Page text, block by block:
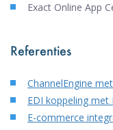
Exact Online App
Referenties
ChannelEngine
EDI koppeling met
E-commerce